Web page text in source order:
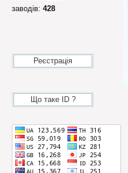
заводів: 428
Реєстрація
Що таке ID ?